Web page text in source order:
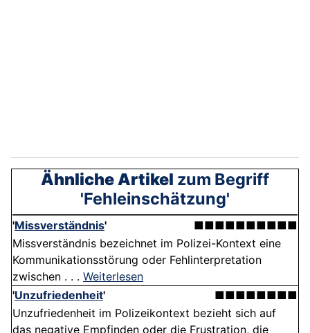
Ähnliche Artikel zum Begriff
'Fehleinschätzung'
'Missverständnis'
■■■■■■■■■■
Missverständnis bezeichnet im Polizei-Kontext eine
Kommunikationsstörung oder Fehlinterpretation
zwischen . . . Weiterlesen
'Unzufriedenheit'
■■■■■■■■
Unzufriedenheit im Polizeikontext bezieht sich auf
das negative Empfinden oder die Frustration, die